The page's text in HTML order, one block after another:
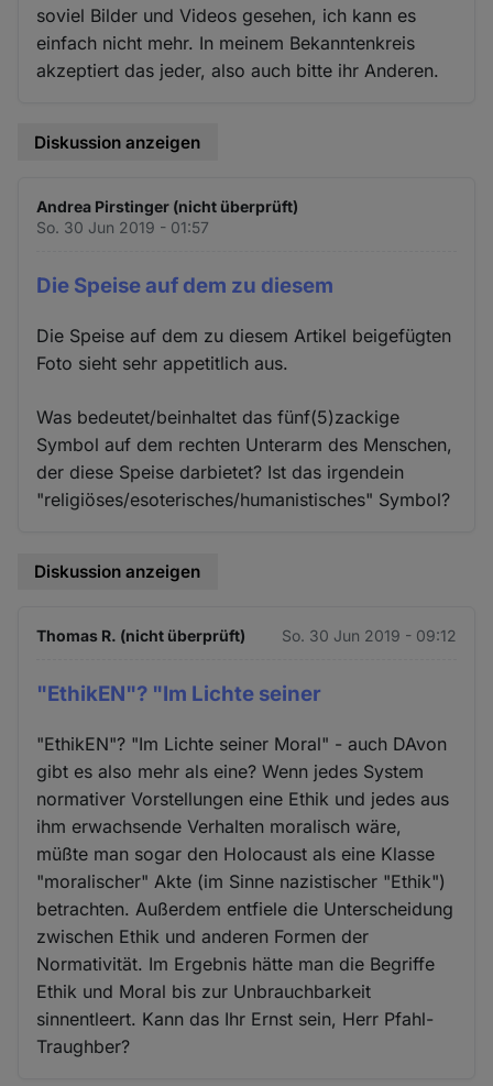
soviel Bilder und Videos gesehen, ich kann es
einfach nicht mehr. In meinem Bekanntenkreis
akzeptiert das jeder, also auch bitte ihr Anderen.
Diskussion anzeigen
Andrea Pirstinger (nicht überprüft)
So. 30 Jun 2019 - 01:57
Die Speise auf dem zu diesem
Die Speise auf dem zu diesem Artikel beigefügten
Foto sieht sehr appetitlich aus.
Was bedeutet/beinhaltet das fünf(5)zackige
Symbol auf dem rechten Unterarm des Menschen,
der diese Speise darbietet? Ist das irgendein
"religiöses/esoterisches/humanistisches" Symbol?
Diskussion anzeigen
Thomas R. (nicht überprüft) So. 30 Jun 2019 - 09:12
"EthikEN"? "Im Lichte seiner
"EthikEN"? "Im Lichte seiner Moral" - auch DAvon
gibt es also mehr als eine? Wenn jedes System
normativer Vorstellungen eine Ethik und jedes aus
ihm erwachsende Verhalten moralisch wäre,
müßte man sogar den Holocaust als eine Klasse
"moralischer" Akte (im Sinne nazistischer "Ethik")
betrachten. Außerdem entfiele die Unterscheidung
zwischen Ethik und anderen Formen der
Normativität. Im Ergebnis hätte man die Begriffe
Ethik und Moral bis zur Unbrauchbarkeit
sinnentleert. Kann das Ihr Ernst sein, Herr Pfahl-
Traughber?